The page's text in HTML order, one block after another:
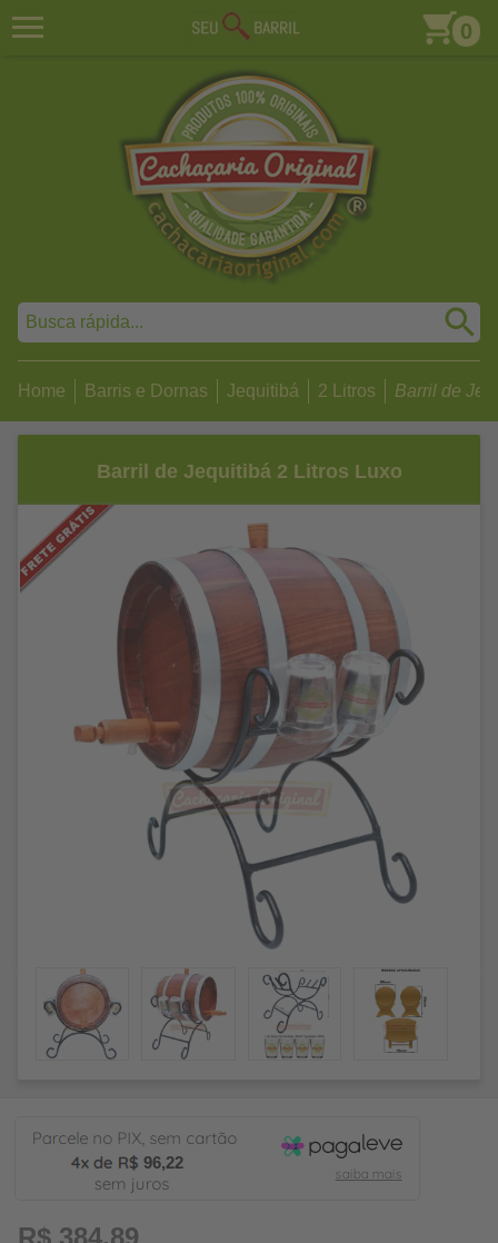
0
Home Barris e Dornas Jequitibá 2 Litros Barril de
Barril de Jequitibá 2 Litros Luxo
96,22